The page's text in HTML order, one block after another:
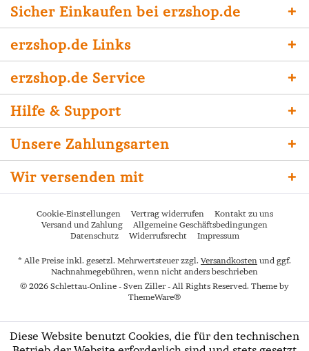
Sicher Einkaufen bei erzshop.de
erzshop.de Links
erzshop.de Service
Hilfe & Support
Unsere Zahlungsarten
Wir versenden mit
Cookie-Einstellungen Vertrag widerrufen
Kontakt zu uns
Versand und Zahlung
Allgemeine Geschäftsbedingungen
Datenschutz
Widerrufsrecht Impressum
* Alle Preise inkl. gesetzl. Mehrwertsteuer zzgl. Versandkosten und ggf.
Nachnahmegebühren, wenn nicht anders beschrieben
© 2026 Schlettau-Online - Sven Ziller - All Rights Reserved. Theme by
ThemeWare®
Diese Website benutzt Cookies, die für den technischen